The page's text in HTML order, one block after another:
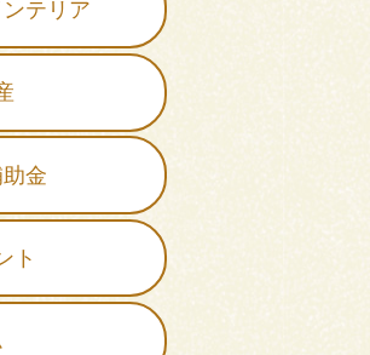
テリア
金
ト